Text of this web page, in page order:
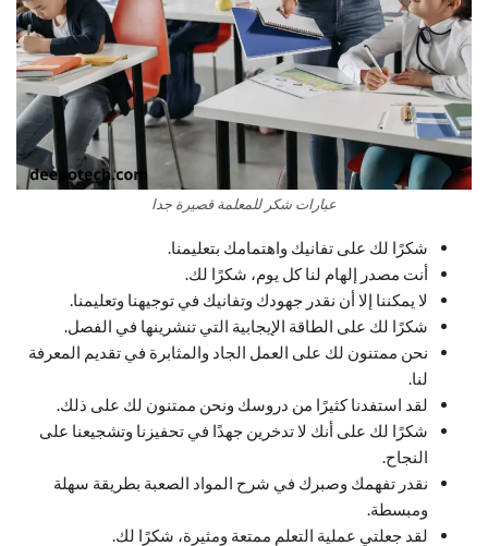
عبارات شكر للمعلمة قصيرة جدا
شكرًا لك على تفانيك واهتمامك بتعليمنا.
أنت مصدر إلهام لنا كل يوم، شكرًا لك.
لا يمكننا إلا أن نقدر جهودك وتفانيك في توجيهنا وتعليمنا.
شكرًا لك على الطاقة الإيجابية التي تنشرينها في الفصل.
نحن ممتنون لك على العمل الجاد والمثابرة في تقديم المعرفة
لنا.
لقد استفدنا كثيرًا من دروسك ونحن ممتنون لك على ذلك.
شكرًا لك على أنك لا تدخرين جهدًا في تحفيزنا وتشجيعنا على
النجاح.
نقدر تفهمك وصبرك في شرح المواد الصعبة بطريقة سهلة
ومبسطة.
لقد جعلتي عملية التعلم ممتعة ومثيرة، شكرًا لك.